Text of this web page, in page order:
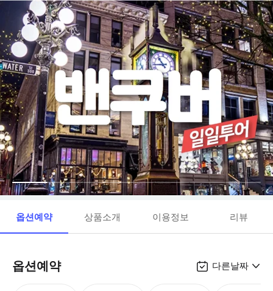
옵션예약 상품소개 이용정보 리뷰
옵션예약 다른날짜